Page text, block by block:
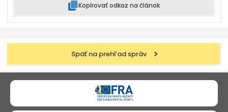
Kopírovať odkaz na článok
Späť na prehľad správ